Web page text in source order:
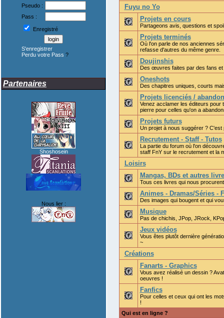
Pseudo :
Pass :
Enregistré
S'enregistrer
Perdu votre Pass ?
Partenaires
Shoshosein
Nous lier :
Fuyu no Yo
Projets en cours
Partageons avis, questions et
Projets terminés
Où l'on parle de nos anciennes
refasse d'autres du même genre.
Doujinshis
Des œuvres faites par des fans et
Oneshots
Des chapitres uniques, courts
Projets licenciés /
Venez acclamer les éditeurs pour
pierre pour celles qu'on a
Projets futurs
Un projet à nous suggérer ? C'est
Recrutement - Staff - Tutos
La partie du forum où l'on
staff FnY sur le recrutement et la
Loisirs
Mangas, BDs et autres
Tous ces livres qui nous
Animes - Dramas/Séries -
Des images qui bougent et qui
Musique
Pas de chichis, JPop, JRock,
Jeux vidéos
Vous êtes plutôt dernière
~
Créations
Fanarts - Graphics
Vous avez réalisé un dessin ?
oeuvres !
Fanfics
Pour celles et ceux qui ont les
!
Qui est en ligne ?